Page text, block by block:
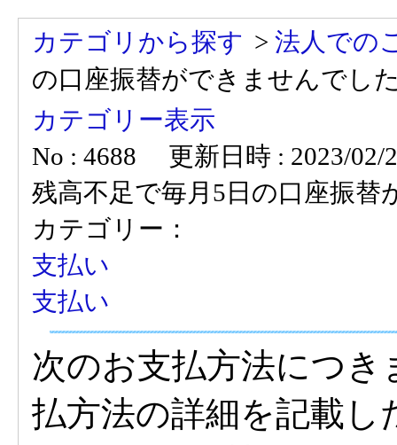
カテゴリから探す > 法人での
の口座振替ができませんでし
カテゴリー表示
No : 4688
更新日時 : 2023/02/
残高不足で毎月5日の口座振替
カテゴリー：
支払い
支払い
次のお支払方法につき
払方法の詳細を記載